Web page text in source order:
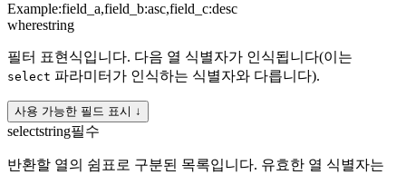
Example:field_a,field_b:asc,field_c:desc
wherestring
필터 표현식입니다. 다음 열 식별자가 인식됩니다(이는
select 파라미터가 인식하는 식별자와 다릅니다).
사용 가능한 필드 표시 ↓
selectstring필수
반환할 열의 쉼표로 구분된 목록입니다. 유효한 열 식별자는